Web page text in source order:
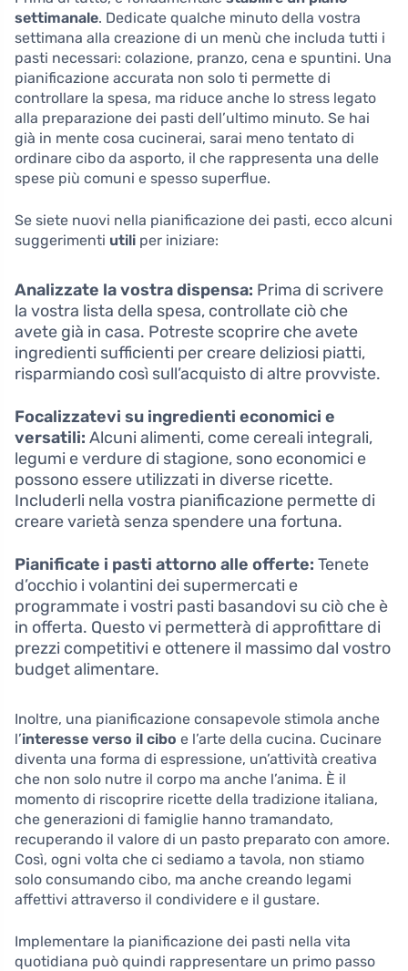
settimanale. Dedicate qualche minuto della vostra
settimana alla creazione di un menù che includa tutti i
pasti necessari: colazione, pranzo, cena e spuntini. Una
pianificazione accurata non solo ti permette di
controllare la spesa, ma riduce anche lo stress legato
alla preparazione dei pasti dell’ultimo minuto. Se hai
già in mente cosa cucinerai, sarai meno tentato di
ordinare cibo da asporto, il che rappresenta una delle
spese più comuni e spesso superflue.
Se siete nuovi nella pianificazione dei pasti, ecco alcuni
suggerimenti utili per iniziare:
Analizzate la vostra dispensa: Prima di scrivere
la vostra lista della spesa, controllate ciò che
avete già in casa. Potreste scoprire che avete
ingredienti sufficienti per creare deliziosi piatti,
risparmiando così sull’acquisto di altre provviste.
Focalizzatevi su ingredienti economici e
versatili: Alcuni alimenti, come cereali integrali,
legumi e verdure di stagione, sono economici e
possono essere utilizzati in diverse ricette.
Includerli nella vostra pianificazione permette di
creare varietà senza spendere una fortuna.
Pianificate i pasti attorno alle offerte: Tenete
d’occhio i volantini dei supermercati e
programmate i vostri pasti basandovi su ciò che è
in offerta. Questo vi permetterà di approfittare di
prezzi competitivi e ottenere il massimo dal vostro
budget alimentare.
Inoltre, una pianificazione consapevole stimola anche
l’interesse verso il cibo e l’arte della cucina. Cucinare
diventa una forma di espressione, un’attività creativa
che non solo nutre il corpo ma anche l’anima. È il
momento di riscoprire ricette della tradizione italiana,
che generazioni di famiglie hanno tramandato,
recuperando il valore di un pasto preparato con amore.
Così, ogni volta che ci sediamo a tavola, non stiamo
solo consumando cibo, ma anche creando legami
affettivi attraverso il condividere e il gustare.
Implementare la pianificazione dei pasti nella vita
quotidiana può quindi rappresentare un primo passo